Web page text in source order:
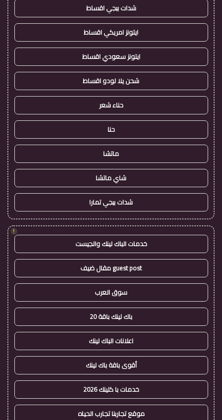
شدات ببجي اقساط
ايتونز امريكي اقساط
ايتونز سعودي اقساط
شحن يلا لودو اقساط
حناء شعر
حنا
ماتشا
شاي ماتشا
شدات ببجي تمارا
!
خدمات الباك لينك والجيست
guest post مقال ضيف
سوق العرب
باك لينك باقة 20
اعلانات الباك لينك
أقوى باقة باك لينك
خدمات با كلينك 2026
موقع تجاربنا تجارب الحياه